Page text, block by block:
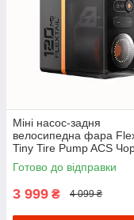
Міні насос-задня
велосипедна фара
Tiny Tire Pump ACS
Готово до відправки
3 999 ₴ 4 099 ₴